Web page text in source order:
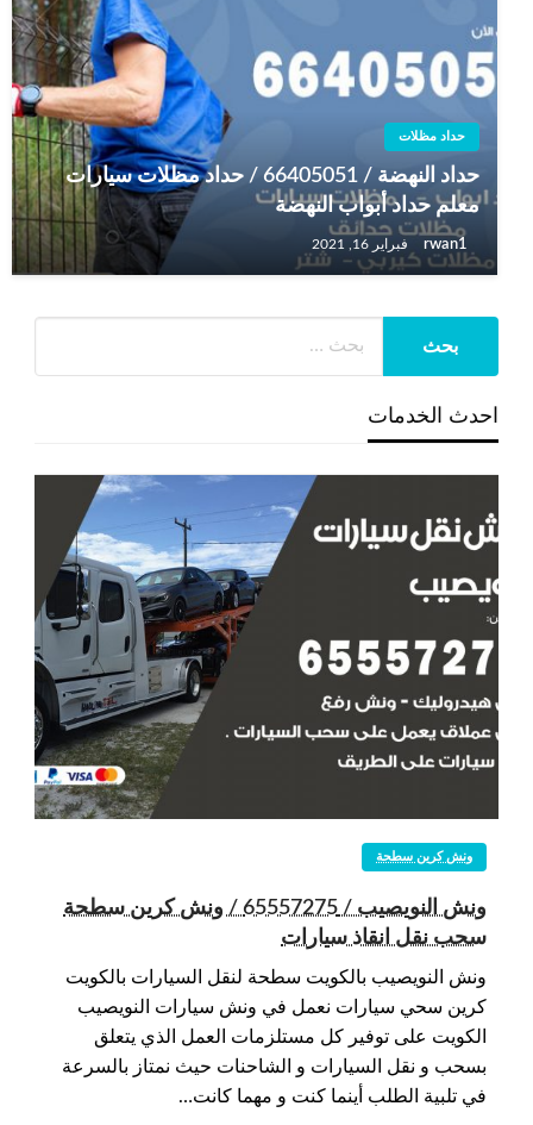
حداد مظلات
حداد النهضة / 66405051 / حداد مظلات سيارات
معلم حداد أبواب النهضة
rwan1 فبراير 16, 2021
احدث الخدمات
ونش كرين سطحة
ونش النويصيب / 65557275 / ونش كرين سطحة
سحب نقل انقاذ سيارات
ونش النويصيب بالكويت سطحة لنقل السيارات بالكويت
كرين سحي سيارات نعمل في ونش سيارات النويصيب
الكويت على توفير كل مستلزمات العمل الذي يتعلق
بسحب و نقل السيارات و الشاحنات حيث نمتاز بالسرعة
في تلبية الطلب أينما كنت و مهما كانت…